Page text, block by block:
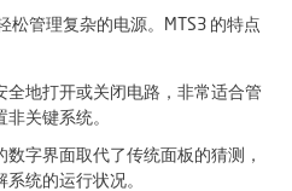
松管理复杂的电源。MTS3 的特点
全地打开或关闭电路，非常适合管
关键系统。
数字界面取代了传统面板的猜测，
统的运行状况。